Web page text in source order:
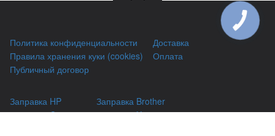
Политика конфиденциальности
Правила хранения куки (cookies)
Публичный договор
Доставка
Оплата
Заправка HP
Заправка Canon
Заправка Brother
Заправка Xerox
КНОПКА
ЗВ'ЯЗКУ